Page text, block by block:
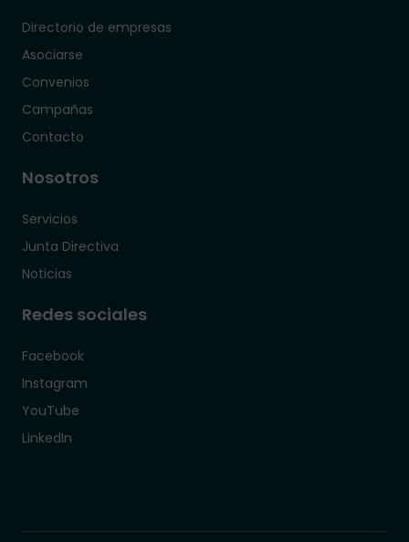
Directorio de empresas
Asociarse
Convenios
Campañas
Contacto
Nosotros
Servicios
Junta Directiva
Noticias
Redes sociales
Facebook
Instagram
YouTube
LinkedIn